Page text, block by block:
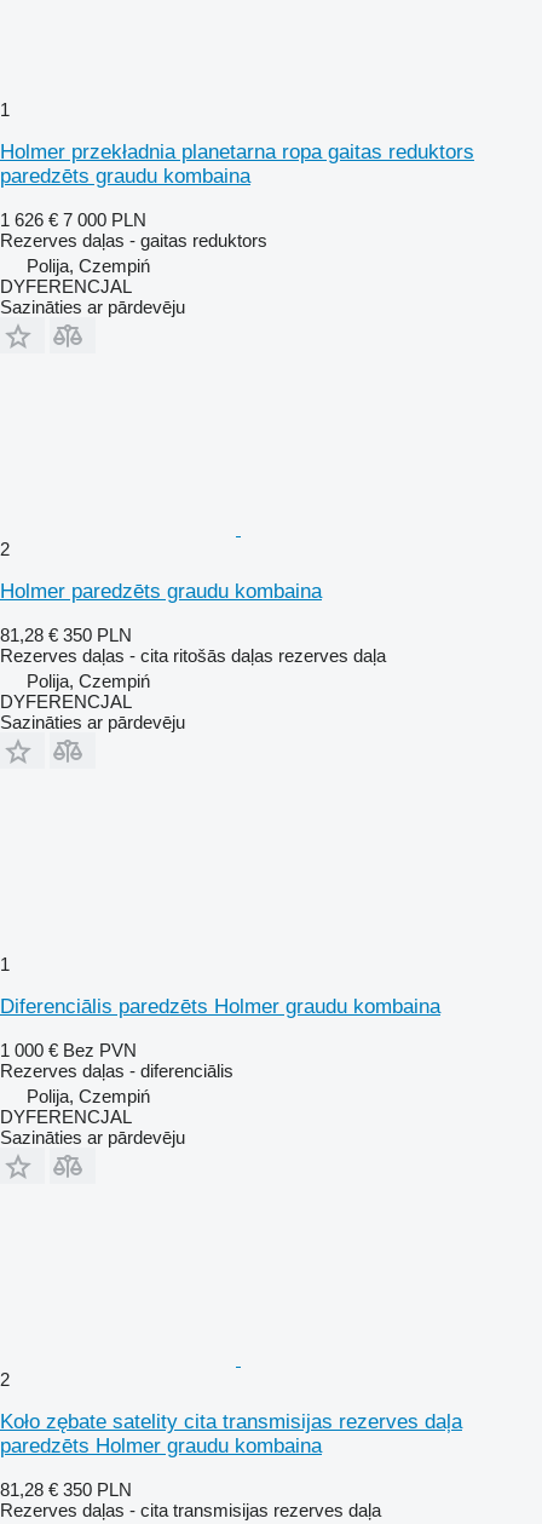
1
Holmer przekładnia planetarna ropa gaitas reduktors
paredzēts graudu kombaina
1 626 € 7 000 PLN
Rezerves daļas - gaitas reduktors
Polija, Czempiń
DYFERENCJAL
Sazināties ar pārdevēju
2
Holmer paredzēts graudu kombaina
81,28 € 350 PLN
Rezerves daļas - cita ritošās daļas rezerves daļa
Polija, Czempiń
DYFERENCJAL
Sazināties ar pārdevēju
1
Diferenciālis paredzēts Holmer graudu kombaina
1 000 € Bez PVN
Rezerves daļas - diferenciālis
Polija, Czempiń
DYFERENCJAL
Sazināties ar pārdevēju
2
Koło zębate satelity cita transmisijas rezerves daļa
paredzēts Holmer graudu kombaina
81,28 € 350 PLN
Rezerves daļas - cita transmisijas rezerves daļa